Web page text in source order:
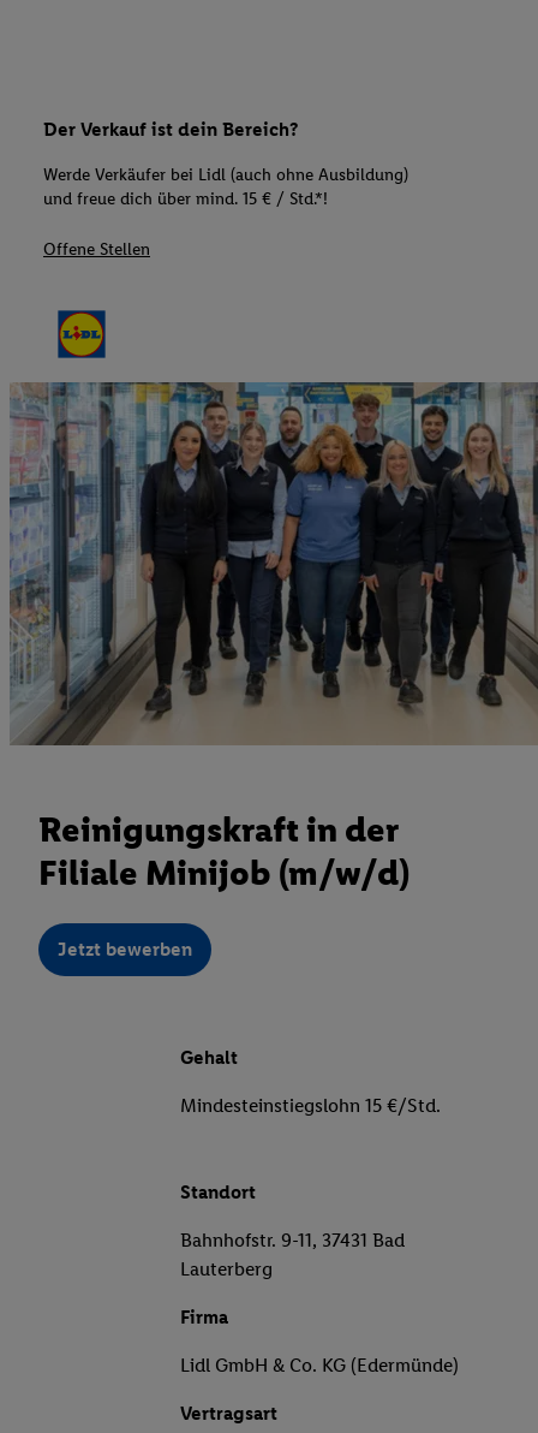
Der Verkauf ist dein Bereich?
Werde Verkäufer bei Lidl (auch ohne Ausbildung)
und freue dich über mind. 15 € / Std.*!
Offene Stellen
Reinigungskraft in der
Filiale Minijob (m/w/d)
Jetzt bewerben
Gehalt
Mindesteinstiegslohn 15 €/Std.
Standort
Bahnhofstr. 9-11, 37431 Bad
Lauterberg
Firma
Lidl GmbH & Co. KG (Edermünde)
Vertragsart